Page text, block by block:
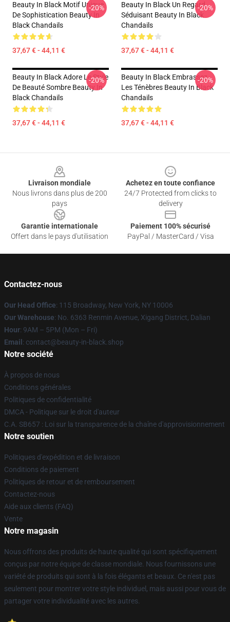
Beauty In Black Motif Unique
De Sophistication Beauty In
Black Chandails
37,67 € - 44,11 €
-20%
Beauty In Black Un Regard
Séduisant Beauty In Black
Chandails
37,67 € - 44,11 €
-20%
Beauty In Black Adore Le Style
De Beauté Sombre Beauty In
Black Chandails
37,67 € - 44,11 €
-20%
Beauty In Black Embrassez
Les Ténèbres Beauty In Black
Chandails
37,67 € - 44,11 €
-20%
Livraison mondiale
Nous livrons dans plus de 200
pays
Achetez en toute confiance
24/7 Protected from clicks to
delivery
Garantie internationale
Offert dans le pays d'utilisation
Paiement 100% sécurisé
PayPal / MasterCard / Visa
Contactez-nous
Our Head Office: 115 Broadway, New York, NY 10006
Our Warehouse: No. 6363 Renmin Avenue, Xigang District, Dalian
Hour: 9AM – 5PM (Mon – Fri)
Email : contact@beauty-in-black.shop
Notre société
À propos de nous
Conditions générales
Politiques de confidentialité
DMCA - Politique sur le droit d'auteur
C.A. SB657 : Loi sur la transparence de la chaîne d'approvisionnement
Notre soutien
Politiques d'expédition et de livraison
Conditions de paiement
Politiques de retour et de remboursement
Contactez-nous
Aide aux clients (FAQ)
Vente
Notre magasin
Nous offrons des produits de haute qualité qui sont spécifiquement
conçus par notre équipe de classe mondiale. Nous fournissons une
variété de produits qui sont à la fois élégants et beaux. Ce n'est pas
seulement pour montrer votre style individuel, mais aussi pour vous de
partager votre individualité avec les autres.